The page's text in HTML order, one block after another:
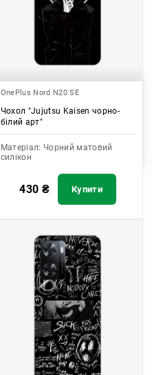
OnePlus Nord N20 SE
Чохол "Jujutsu Kaisen чорно-
білий арт"
Матеріал: Чорний матовий
силікон
430 ₴ Купити